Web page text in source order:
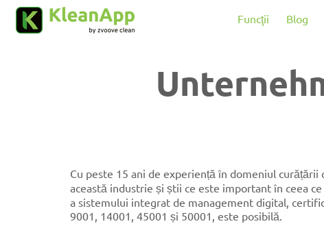
Sari la conținutul principal
Funcţii
Blog
Cu peste 15 ani de experiență în domeniul
această industrie și știi ce este important în ceea
a sistemului integrat de management digital,
9001, 14001, 45001 și 50001, este posibilă.